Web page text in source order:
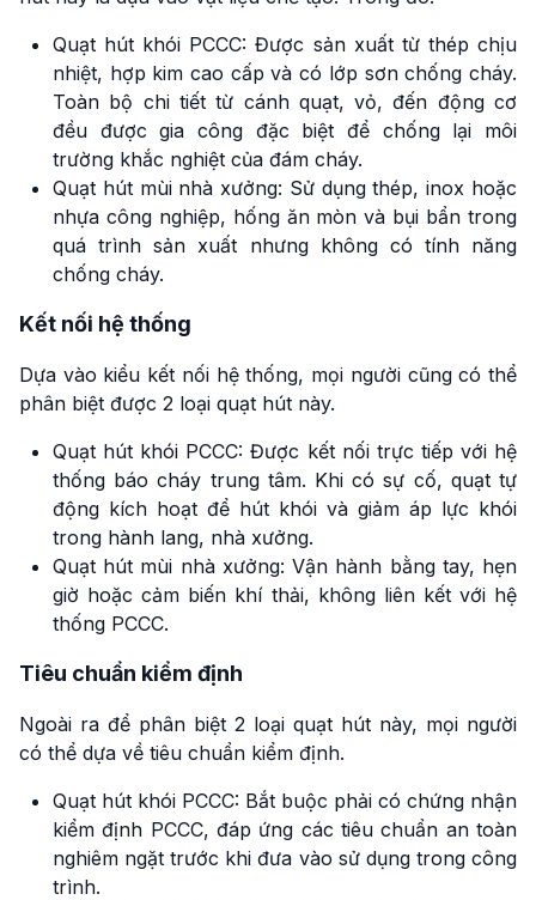
Quạt hút khói PCCC: Được sản xuất từ thép chịu
nhiệt, hợp kim cao cấp và có lớp sơn chống cháy.
Toàn bộ chi tiết từ cánh quạt, vỏ, đến động cơ
đều được gia công đặc biệt để chống lại môi
trường khắc nghiệt của đám cháy.
Quạt hút mùi nhà xưởng: Sử dụng thép, inox hoặc
nhựa công nghiệp, hống ăn mòn và bụi bẩn trong
quá trình sản xuất nhưng không có tính năng
chống cháy.
Kết nối hệ thống
Dựa vào kiểu kết nối hệ thống, mọi người cũng có thể
phân biệt được 2 loại quạt hút này.
Quạt hút khói PCCC: Được kết nối trực tiếp với hệ
thống báo cháy trung tâm. Khi có sự cố, quạt tự
động kích hoạt để hút khói và giảm áp lực khói
trong hành lang, nhà xưởng.
Quạt hút mùi nhà xưởng: Vận hành bằng tay, hẹn
giờ hoặc cảm biến khí thải, không liên kết với hệ
thống PCCC.
Tiêu chuẩn kiểm định
Ngoài ra để phân biệt 2 loại quạt hút này, mọi người
có thể dựa về tiêu chuẩn kiểm định.
Quạt hút khói PCCC: Bắt buộc phải có chứng nhận
kiểm định PCCC, đáp ứng các tiêu chuẩn an toàn
nghiêm ngặt trước khi đưa vào sử dụng trong công
trình.